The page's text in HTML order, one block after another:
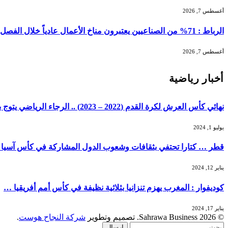
أغسطس 7, 2026
الرباط : 71% من الصناعيين يعتبرون مناخ الأعمال عادياً خلال الفصل الثاني من 2026 …
أغسطس 7, 2026
أخبار رياضية
نهائي كأس العرش لكرة القدم (2022 – 2023) .. الرجاء الرياضي يتوج باللقب بفوزه على الجيش الملكي (2-1)
يوليو 1, 2024
قطر … كتارا تحتفي بثقافات وشعوب الدول المشاركة في كأس
يناير 12, 2024
كوديفوار : المغرب يهزم تنزانيا بثلاثية نظيفة في كأس أمم أفريقيا …
يناير 17, 2024
© 2026 Sahrawa Business. تصميم وتطوير شركة النجاح هوست.